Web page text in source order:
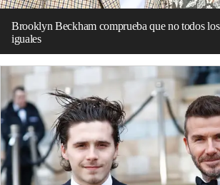
Brooklyn Beckham comprueba que no todos los
iguales